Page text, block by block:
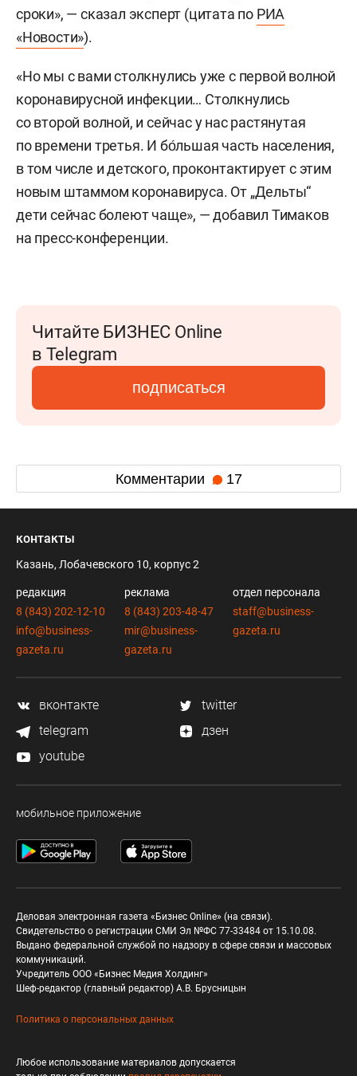
сроки», — сказал эксперт (цитата по РИА
«Новости»).
«Но мы с вами столкнулись уже с первой волной
коронавирусной инфекции… Столкнулись
со второй волной, и сейчас у нас растянутая
по времени третья. И бо́льшая часть населения,
в том числе и детского, проконтактирует с этим
новым штаммом коронавируса. От „Дельты“
дети сейчас болеют чаще», — добавил Тимаков
на пресс-конференции.
Читайте БИЗНЕС Online
в Telegram
подписаться
Комментарии 17
контакты
Казань, Лобачевского 10, корпус 2
редакция
8 (843) 202-12-10
info@business-
gazeta.ru
реклама
8 (843) 203-48-47
mir@business-
gazeta.ru
отдел персонала
staff@business-
gazeta.ru
вконтакте
twitter
telegram
дзен
youtube
мобильное приложение
Деловая электронная газета «Бизнес Online» (на связи).
Свидетельство о регистрации СМИ Эл №ФС 77-33484 от 15.10.08.
Выдано федеральной службой по надзору в сфере связи и массовых
коммуникаций.
Учредитель ООО «Бизнес Медия Холдинг»
Шеф-редактор (главный редактор) А.В. Брусницын
Политика о персональных данных
Любое использование материалов допускается